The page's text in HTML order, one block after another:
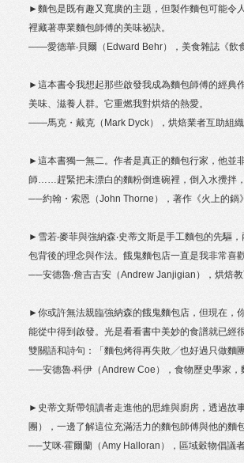
►麵包是既有趣又寬廣的主題，但製作麵包可能令
裡藏著專業麵包師傅的美味祕訣。
——愛德華‧貝爾（Edward Behr），美食雜誌《飲
►這本書令我想起那些啟發我成為麵包師傅的經典
美味、滋養人群。它重燃我對烘焙的熱愛。
——馬克・戴克（Mark Dyck），烘焙業者互助組
►這本書獨一無二。作者是真正的麵包行家，他並
師……趕緊把未漂白的麵粉倒進碗裡，倒入水攪拌
──約翰・索恩（John Thorne），著作《火上的鍋
►雪若‧麥菲與強納森‧史蒂文斯是手工麵包的先驅
包背後的理念與作法。餓鬼麵包店一直是我非常喜
──安德魯‧詹吉吉安（Andrew Janjigian），烘焙
►你或許無法親臨強納森的餓鬼麵包店，但現在，
能從中得到啟發。光是看看書中美妙的食譜就已經
雙關語和詩句：「麵包烤得再失敗╱也好過只做麵
──安德魯‧科伊（Andrew Coe），食物歷史學家，
►史蒂文斯帶領讀者走進他的思維與廚房，透過故
團），一邊了解這位充滿活力的麵包師傅與他的麵
──艾咪‧霍爾蘭（Amy Halloran），區域穀物倡議